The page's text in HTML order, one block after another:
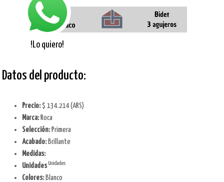
Datos del producto:
Precio: $ 134.214(ARS)
Marca: Roca
Selección: Primera
Acabado: Brillante
Medidas:
Unidades
Unidades
Colores: Blanco
!Lo quiero!